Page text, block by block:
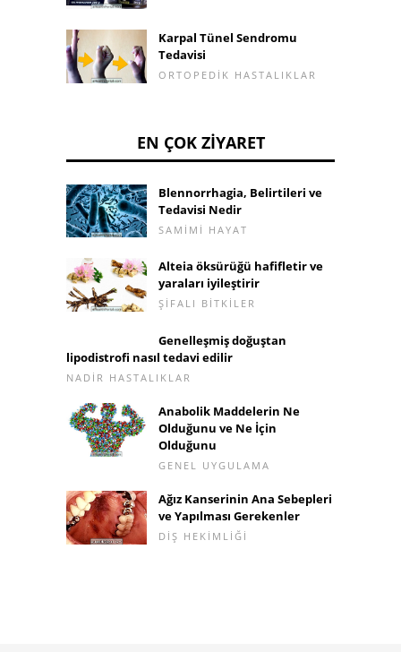
Karpal Tünel Sendromu
Tedavisi
ORTOPEDIK HASTALIKLAR
EN ÇOK ZIYARET
Blennorrhagia, Belirtileri ve
Tedavisi Nedir
SAMIMI HAYAT
Alteia öksürüğü hafifletir ve
yaraları iyileştirir
ŞIFALI BITKILER
Genelleşmiş doğuştan
lipodistrofi nasıl tedavi edilir
NADIR HASTALIKLAR
Anabolik Maddelerin Ne
Olduğunu ve Ne İçin
Olduğunu
GENEL UYGULAMA
Ağız Kanserinin Ana Sebepleri
ve Yapılması Gerekenler
DIŞ HEKIMLIĞI